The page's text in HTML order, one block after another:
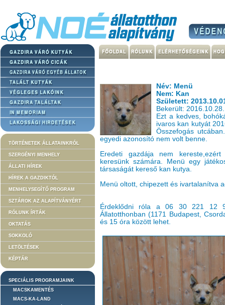
TÖRTÉNETEK ÁLLATAINKRÓL
SZERGÉNYI MENHELY
ÁLLATI HÍREK
HÍREK A GAZDIKTÓL
MENHELYSEGÍTŐ PROGRAM
SZTÁROK AZ ALAPÍTVÁNYÉRT
RÓLUNK ÍRTÁK
OKTATÁS
SOKKOLÓ
LETÖLTÉSEK
KÉPTÁR
SPECIÁLIS PROGRAMJAINK
MACSKAMENTÉS
MACS-KA-LAND
Név: Menü
Nem: Kan
Született:
Bekerült: 2016.10.28.
Ezt a kedves,
ivaros kan kutyát
Összefogás
egyedi azonosító nem volt benne.
Eredeti gazdája nem
keresünk számára. Menü egy
társaságát kereső kan kutya.
Menü oltott, chipezett és ivartalanítva
Érdeklődni róla a 06 30 221 12
Állatotthonban (1171 Budapest,
és 15 óra között lehet.